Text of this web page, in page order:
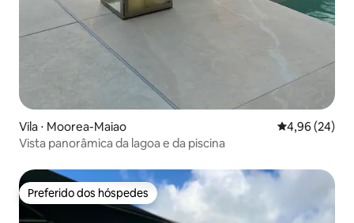
Vila ⋅ Moorea-Maiao 4,96 de uma
4,96 (24)
Vista panorâmica da lagoa e da piscina
Preferido dos hóspedes
Preferido dos hóspedes